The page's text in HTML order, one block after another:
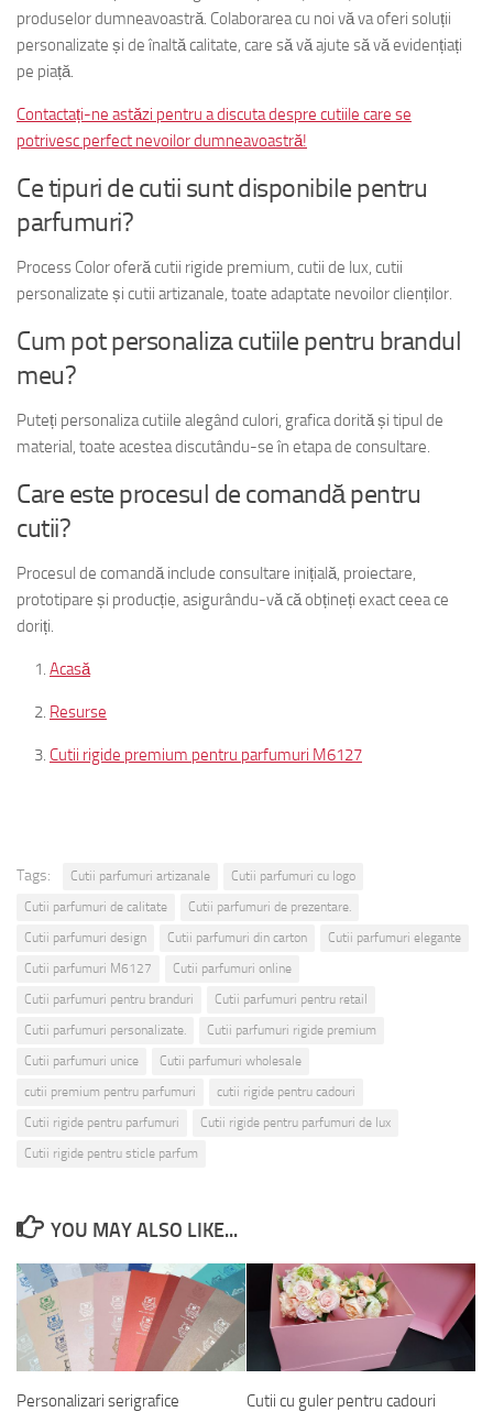
produselor dumneavoastră. Colaborarea cu noi vă va oferi soluții
personalizate și de înaltă calitate, care să vă ajute să vă evidențiați
pe piață.
Contactați-ne astăzi pentru a discuta despre cutiile care se
potrivesc perfect nevoilor dumneavoastră!
Ce tipuri de cutii sunt disponibile pentru
parfumuri?
Process Color oferă cutii rigide premium, cutii de lux, cutii
personalizate și cutii artizanale, toate adaptate nevoilor clienților.
Cum pot personaliza cutiile pentru brandul
meu?
Puteți personaliza cutiile alegând culori, grafica dorită și tipul de
material, toate acestea discutându-se în etapa de consultare.
Care este procesul de comandă pentru
cutii?
Procesul de comandă include consultare inițială, proiectare,
prototipare și producție, asigurându-vă că obțineți exact ceea ce
doriți.
Acasă
Resurse
Cutii rigide premium pentru parfumuri M6127
Tags: Cutii parfumuri artizanale
Cutii parfumuri cu logo
Cutii parfumuri de calitate
Cutii parfumuri de prezentare.
Cutii parfumuri design
Cutii parfumuri din carton
Cutii parfumuri elegante
Cutii parfumuri M6127
Cutii parfumuri online
Cutii parfumuri pentru branduri
Cutii parfumuri pentru retail
Cutii parfumuri personalizate.
Cutii parfumuri rigide premium
Cutii parfumuri unice
Cutii parfumuri wholesale
cutii premium pentru parfumuri
cutii rigide pentru cadouri
Cutii rigide pentru parfumuri
Cutii rigide pentru parfumuri de lux
Cutii rigide pentru sticle parfum
YOU MAY ALSO LIKE...
Personalizari serigrafice
Cutii cu guler pentru cadouri